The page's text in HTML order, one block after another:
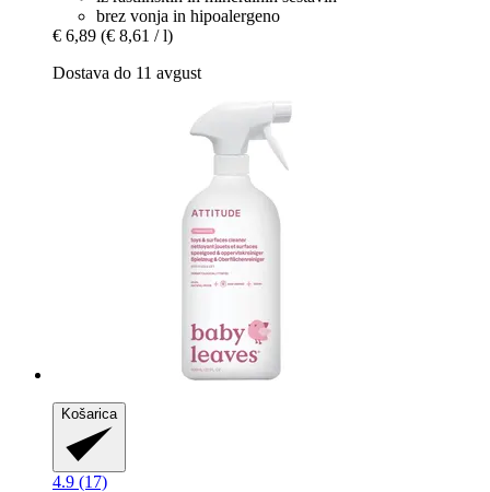
brez vonja in hipoalergeno
€ 6,89 (€ 8,61 / l)
Dostava do 11 avgust
Košarica
4.9 (17)